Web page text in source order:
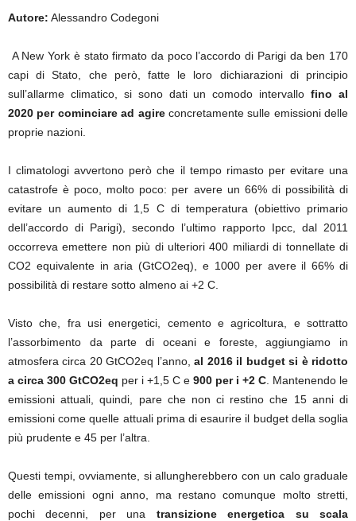
Autore: Alessandro Codegoni
A New York è stato firmato da poco l’accordo di Parigi da ben 170
capi di Stato, che però, fatte le loro dichiarazioni di principio
sull’allarme climatico, si sono dati un comodo intervallo fino al
2020 per cominciare ad agire concretamente sulle emissioni delle
proprie nazioni.
I climatologi avvertono però che il tempo rimasto per evitare una
catastrofe è poco, molto poco: per avere un 66% di possibilità di
evitare un aumento di 1,5 C di temperatura (obiettivo primario
dell’accordo di Parigi), secondo l’ultimo rapporto Ipcc, dal 2011
occorreva emettere non più di ulteriori 400 miliardi di tonnellate di
CO2 equivalente in aria (GtCO2eq), e 1000 per avere il 66% di
possibilità di restare sotto almeno ai +2 C.
Visto che, fra usi energetici, cemento e agricoltura, e sottratto
l’assorbimento da parte di oceani e foreste, aggiungiamo in
atmosfera circa 20 GtCO2eq l’anno, al 2016 il budget si è ridotto
a circa 300 GtCO2eq per i +1,5 C e 900 per i +2 C . Mantenendo le
emissioni attuali, quindi, pare che non ci restino che 15 anni di
emissioni come quelle attuali prima di esaurire il budget della soglia
più prudente e 45 per l’altra.
Questi tempi, ovviamente, si allungherebbero con un calo graduale
delle emissioni ogni anno, ma restano comunque molto stretti,
pochi decenni, per una
transizione energetica su scala